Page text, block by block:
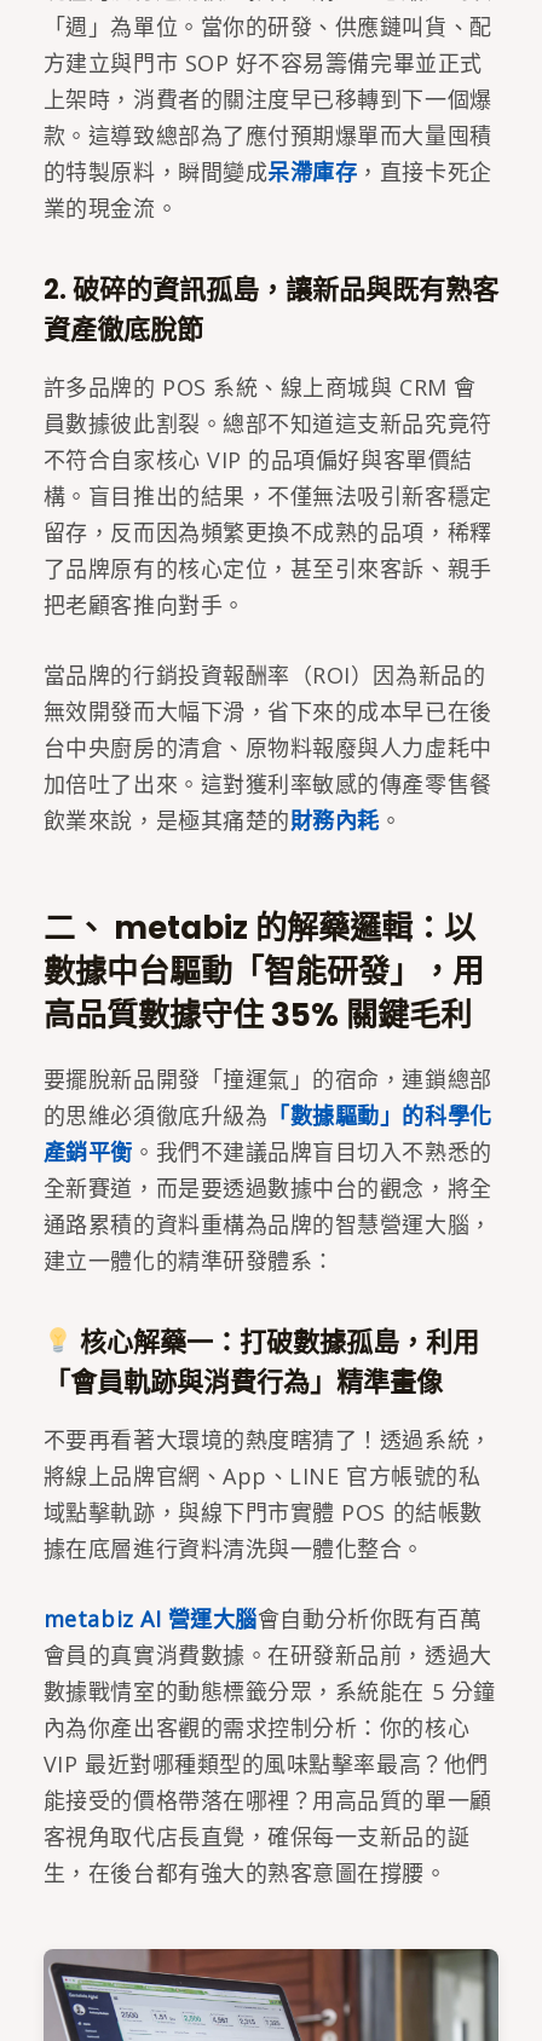
「週」為單位。當你的研發、供應鏈叫貨、配
方建立與門市 SOP 好不容易籌備完畢並正式
上架時，消費者的關注度早已移轉到下一個爆
款。這導致總部為了應付預期爆單而大量囤積
的特製原料，瞬間變成呆滯庫存 ，直接卡死企
業的現金流。
2. 破碎的資訊孤島，讓新品與既有熟客
資產徹底脫節
許多品牌的 POS 系統、線上商城與 CRM 會
員數據彼此割裂。總部不知道這支新品究竟符
不符合自家核心 VIP 的品項偏好與客單價結
構。盲目推出的結果，不僅無法吸引新客穩定
留存，反而因為頻繁更換不成熟的品項，稀釋
了品牌原有的核心定位，甚至引來客訴、親手
把老顧客推向對手。
當品牌的行銷投資報酬率（ROI）因為新品的
無效開發而大幅下滑，省下來的成本早已在後
台中央廚房的清倉、原物料報廢與人力虛耗中
加倍吐了出來。這對獲利率敏感的傳產零售餐
飲業來說，是極其痛楚的財務內耗 。
二、 metabiz 的解藥邏輯：以
數據中台驅動「智能研發」，用
高品質數據守住 35% 關鍵毛利
要擺脫新品開發「撞運氣」的宿命，連鎖總部
的思維必須徹底升級為 「數據驅動」的科學化
產銷平衡 。我們不建議品牌盲目切入不熟悉的
全新賽道，而是要透過數據中台的觀念，將全
通路累積的資料重構為品牌的智慧營運大腦，
建立一體化的精準研發體系：
核心解藥一：打破數據孤島，利用
「會員軌跡與消費行為」精準畫像
不要再看著大環境的熱度瞎猜了！透過系統，
將線上品牌官網、App、LINE 官方帳號的私
域點擊軌跡，與線下門市實體 POS 的結帳數
據在底層進行資料清洗與一體化整合。
metabiz AI 營運大腦會自動分析你既有百萬
會員的真實消費數據。在研發新品前，透過大
數據戰情室的動態標籤分眾，系統能在 5 分鐘
內為你產出客觀的需求控制分析：你的核心
VIP 最近對哪種類型的風味點擊率最高？他們
能接受的價格帶落在哪裡？用高品質的單一顧
客視角取代店長直覺，確保每一支新品的誕
生，在後台都有強大的熟客意圖在撐腰。